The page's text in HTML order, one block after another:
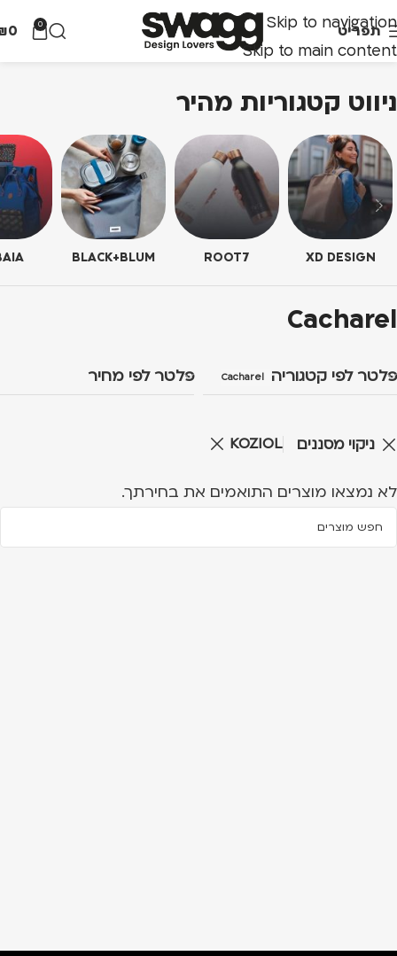
Skip to navigation
Skip to main content
תפריט 0
0
ניווט קטגוריות מהיר
XD DESIGN
ROOT7
BLACK+BLUM
Cacharel
פלטר לפי קטגוריה Cacharel פלטר לפי מחיר
ניקוי מסננים KOZIOL
לא נמצאו מוצרים התואמים את בחירתך.